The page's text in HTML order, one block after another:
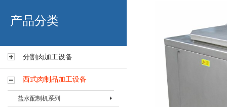
艾博肉类科技（浙江）有限
产品分类
分割肉加工设备
西式肉制品加工设备
盐水配制机系列